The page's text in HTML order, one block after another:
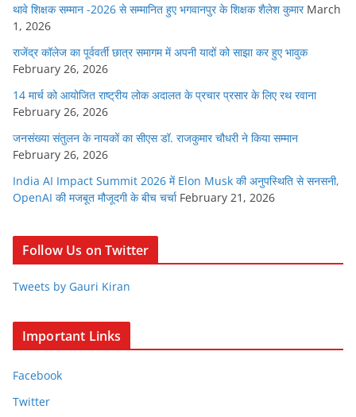
थावे शिक्षक सम्मान -2026 से सम्मानित हुए भगवानपुर के शिक्षक शैलेश कुमार March
1, 2026
राजेंद्र कॉलेज का पूर्ववर्ती छात्र समागम में अपनी यादों को साझा कर हुए भावुक
February 26, 2026
14 मार्च को आयोजित राष्ट्रीय लोक अदालत के प्रचार प्रसार के लिए रथ रवाना
February 26, 2026
जनसंख्या संतुलन के नायकों का सीएस डॉ. राजकुमार चौधरी ने किया सम्मान
February 26, 2026
India AI Impact Summit 2026 में Elon Musk की अनुपस्थिति से सनसनी,
OpenAI की मजबूत मौजूदगी के बीच चर्चा February 21, 2026
Follow Us on Twitter
Tweets by Gauri Kiran
Important Links
Facebook
Twitter